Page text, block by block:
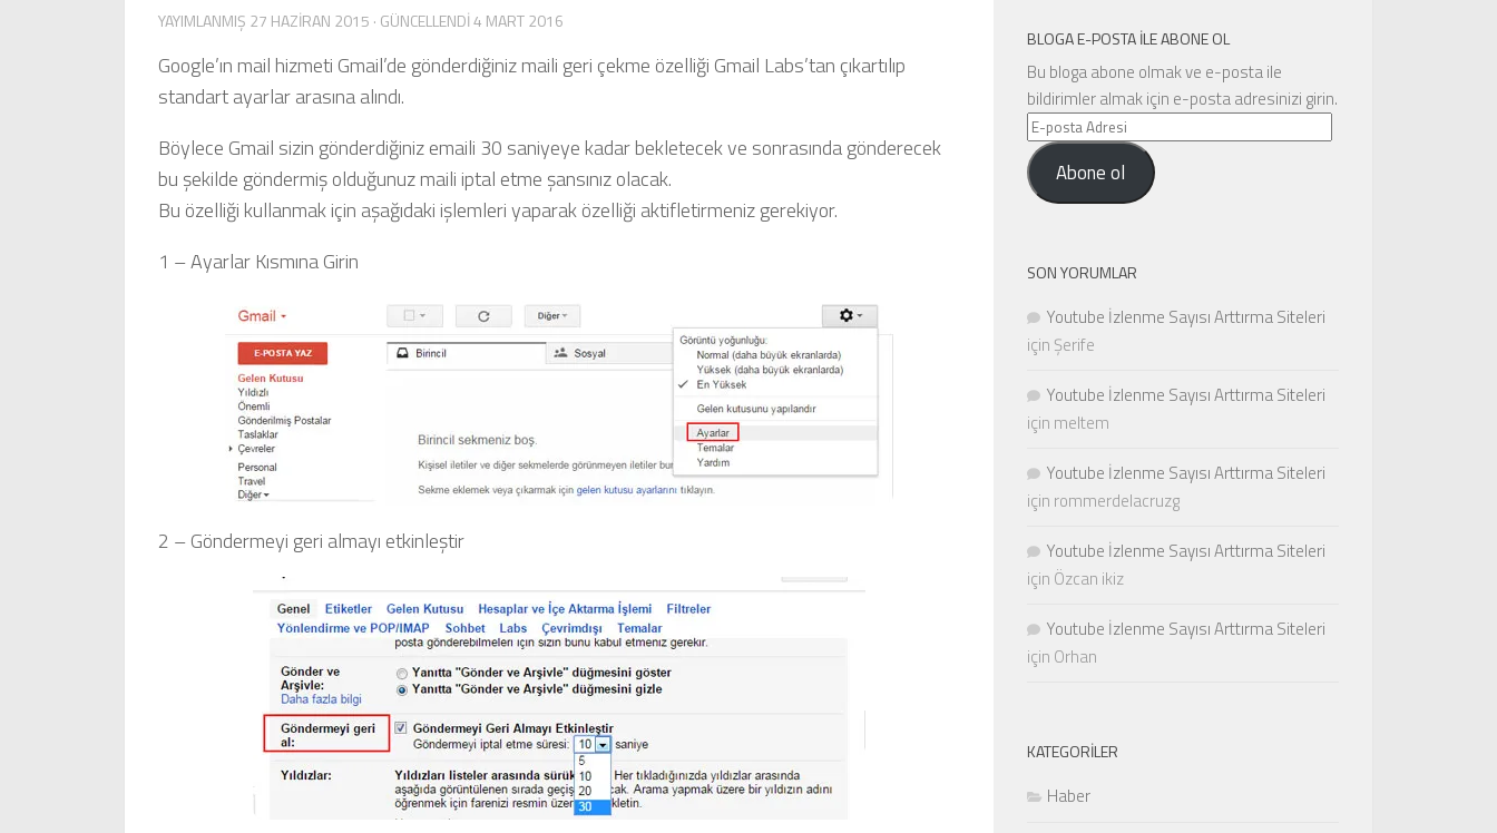
YAYIMLANMIŞ 27 HAZIRAN 2015 · GÜNCELLENDI4 MART 2016
Google’ın mail hizmeti Gmail’de gönderdiğiniz maili geri çekme özelliği Gmail Labs’tan çıkartılıp
standart ayarlar arasına alındı.
Böylece Gmail sizin gönderdiğiniz emaili 30 saniyeye kadar bekletecek ve sonrasında gönderecek
bu şekilde göndermiş olduğunuz maili iptal etme şansınız olacak.
Bu özelliği kullanmak için aşağıdaki işlemleri yaparak özelliği aktifletirmeniz gerekiyor.
1 – Ayarlar Kısmına Girin
2 – Göndermeyi geri almayı etkinleştir
BLOGA E-POSTA ILE ABONE OL
Bu bloga abone olmak ve e-posta ile
bildirimler almak için e-posta adresinizi girin.
E-
posta
AdresiAbone ol
SON YORUMLAR
Youtube İzlenme Sayısı Arttırma Siteleri
için Şerife
Youtube İzlenme Sayısı Arttırma Siteleri
için meltem
Youtube İzlenme Sayısı Arttırma Siteleri
için rommerdelacruzg
Youtube İzlenme Sayısı Arttırma Siteleri
için Özcan ikiz
Youtube İzlenme Sayısı Arttırma Siteleri
için Orhan
KATEGORILER
Haber